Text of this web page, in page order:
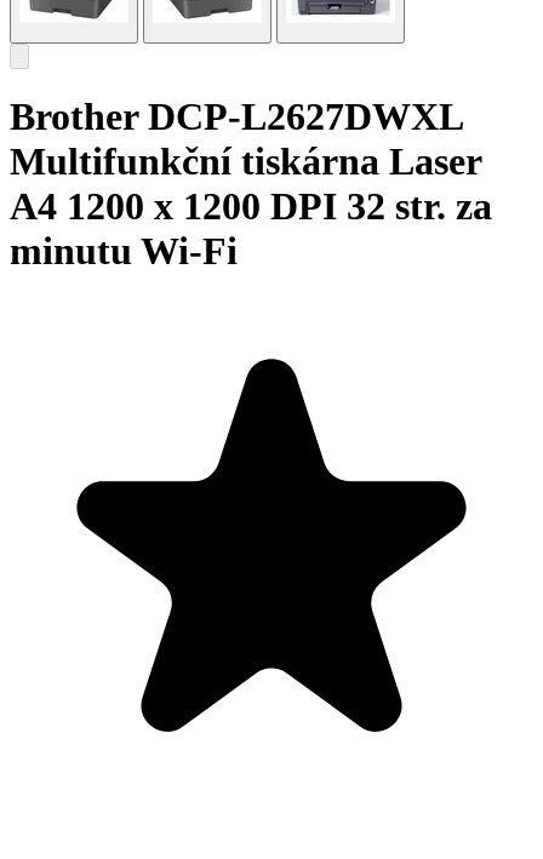
Brother DCP-L2627DWXL
Multifunkční tiskárna Laser
A4 1200 x 1200 DPI 32 str. za
minutu Wi-Fi